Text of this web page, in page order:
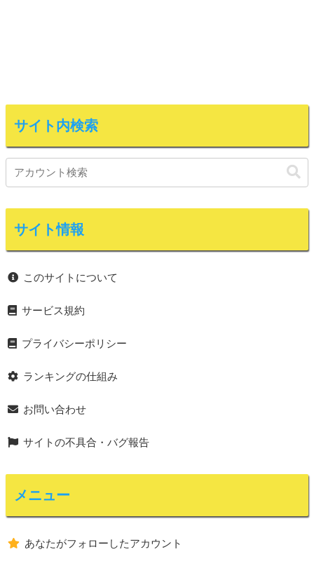
サイト内検索
サイト情報
このサイトについて
サービス規約
プライバシーポリシー
ランキングの仕組み
お問い合わせ
サイトの不具合・バグ報告
メニュー
あなたがフォローしたアカウント